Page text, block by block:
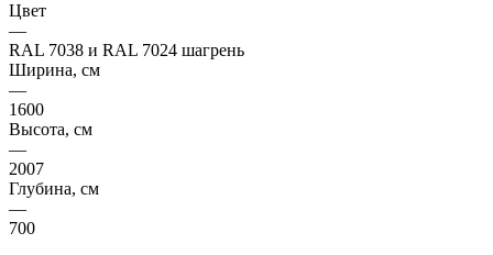
Цвет
—
RAL 7038 и RAL 7024 шагрень
Ширина, см
—
1600
Высота, см
—
2007
Глубина, см
—
700